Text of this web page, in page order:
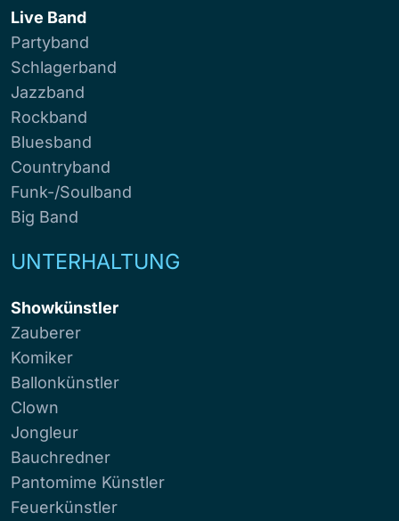
Live Band
Partyband
Schlagerband
Jazzband
Rockband
Bluesband
Countryband
Funk-/Soulband
Big Band
UNTERHALTUNG
Showkünstler
Zauberer
Komiker
Ballonkünstler
Clown
Jongleur
Bauchredner
Pantomime Künstler
Feuerkünstler